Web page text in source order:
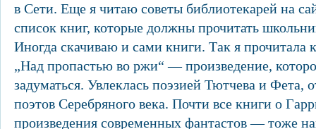
в Сети. Еще я читаю советы библиотекарей на
список книг, которые должны прочитать
Иногда скачиваю и сами книги. Так я прочитала
„Над пропастью во ржи“ — произведение,
задуматься. Увлеклась поэзией Тютчева и Фета,
поэтов Серебряного века. Почти все книги о
произведения современных фантастов — тоже